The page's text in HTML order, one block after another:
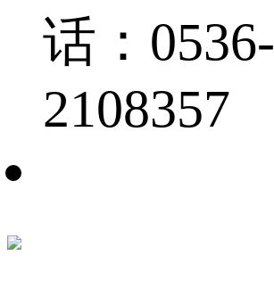
话：0536-
2108357